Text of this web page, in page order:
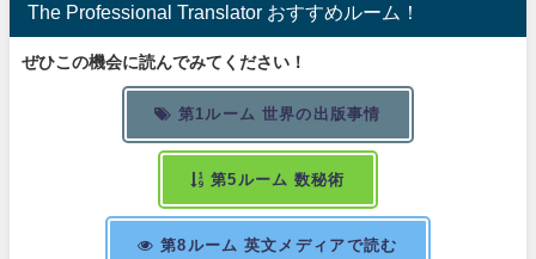
The Professional Translator おすすめルーム！
ぜひこの機会に読んでみてください！
第1ルーム 世界の出版事情
第5ルーム 数秘術
第8ルーム 英文メディアで読む